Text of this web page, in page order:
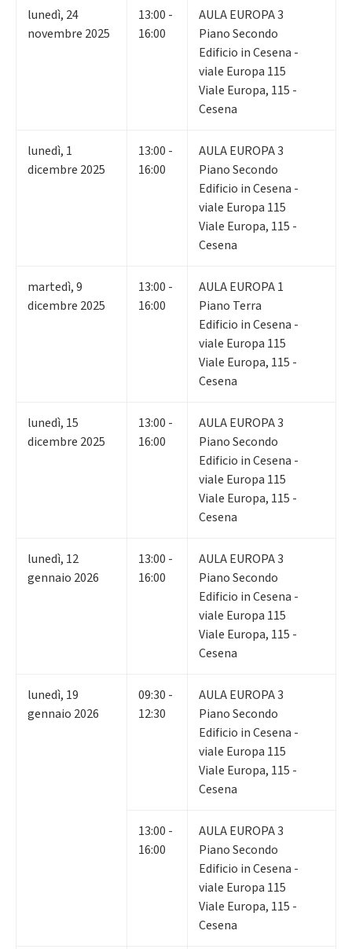
lunedì, 24
novembre 2025
13:00 -
16:00
AULA EUROPA 3
Piano Secondo
Edificio in Cesena -
viale Europa 115
Viale Europa, 115 -
Cesena
lunedì, 1
dicembre 2025
13:00 -
16:00
AULA EUROPA 3
Piano Secondo
Edificio in Cesena -
viale Europa 115
Viale Europa, 115 -
Cesena
martedì,9
dicembre 2025
13:00 -
16:00
AULA EUROPA 1
Piano Terra
Edificio in Cesena -
viale Europa 115
Viale Europa, 115 -
Cesena
lunedì, 15
dicembre 2025
13:00 -
16:00
AULA EUROPA 3
Piano Secondo
Edificio in Cesena -
viale Europa 115
Viale Europa, 115 -
Cesena
lunedì, 12
gennaio 2026
13:00 -
16:00
AULA EUROPA 3
Piano Secondo
Edificio in Cesena -
viale Europa 115
Viale Europa, 115 -
Cesena
lunedì, 19
gennaio 2026
09:30 -
12:30
AULA EUROPA 3
Piano Secondo
Edificio in Cesena -
viale Europa 115
Viale Europa, 115 -
Cesena
13:00 -
16:00
AULA EUROPA 3
Piano Secondo
Edificio in Cesena -
viale Europa 115
Viale Europa, 115 -
Cesena